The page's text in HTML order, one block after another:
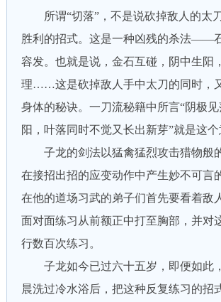
所谓“切落”，不是说砍掉敌人的太
胜利的招式。这是一种凶残的杀法——
容发。也就是说，金石互碰，阴中生阳
理……这是砍掉敌人手中太刀的同时，
身体的秘诀。一刀流秘籍中所言“阴极
阳，叶落同时不觉又长出新芽”就是这个
子龙的剑法以猛禽猛烈攻击猎物般的
在接招出招的应变动作中产生妙不可言
在他的道场习武的弟子们首先要看着敌
面对面练习从前额正中打至胸部，并对
行数百次练习。
子龙如今已过六十五岁，即便如此
晨洗过冷水浴后，把这种反复练习的招